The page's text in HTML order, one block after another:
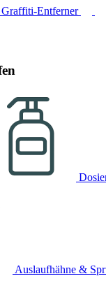
Graffiti-Entferner
Auslaufhähne &